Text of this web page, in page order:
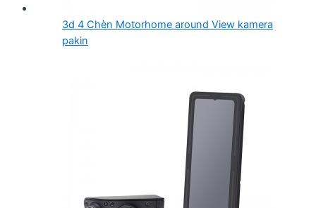
3d 4 Chèn Motorhome around View kamera
pakin